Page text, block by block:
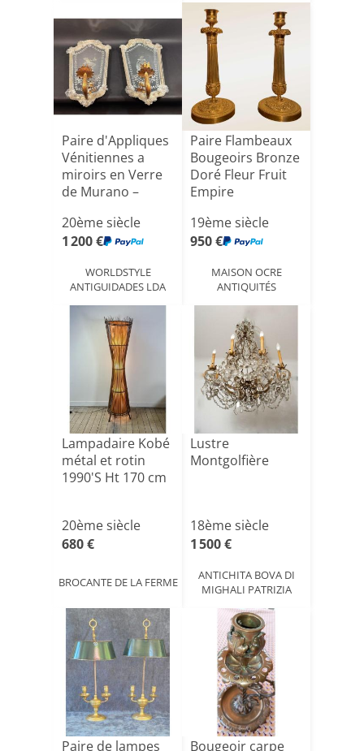
Paire d'Appliques
Vénitiennes a
miroirs en Verre
de Murano –
20ème siècle
1 200 €
WORLDSTYLE
ANTIGUIDADES LDA
Paire Flambeaux
Bougeoirs Bronze
Doré Fleur Fruit
Empire
19ème siècle
950 €
MAISON OCRE
ANTIQUITÉS
Lampadaire Kobé
métal et rotin
1990'S Ht 170 cm
20ème siècle
680 €
BROCANTE DE LA FERME
Lustre
Montgolfière
18ème siècle
1 500 €
ANTICHITA BOVA DI
MIGHALI PATRIZIA
Paire de lampes Bougeoir carpe